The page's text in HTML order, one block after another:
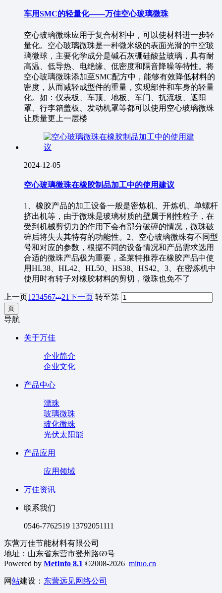
车用SMC的轻量化——万佳空心玻璃微珠
空心玻璃微珠应用于复合材料中，可以使材料进一步轻
量化。空心玻璃微珠是一种微米级的表面光滑的中空玻
璃微球，主要化学成分是碱石灰硼硅酸盐玻璃，具有耐
高温、低导热、电绝缘、低密度和隔音降噪等特性。将
空心玻璃微珠添加至SMC配方中，能够有效降低材料的
密度，从而减轻成型件的重量，实现部件和车身的轻量
化。如：仪表板、车顶、地板、车门、扰流板、遮阳
罩、行李箱盖板、发动机罩等都可以使用空心玻璃微珠
让质量更上一层楼
2024-12-05
空心玻璃微珠在橡胶制品加工中的使用建议
1、橡胶产品的加工设备一般是密炼机、开炼机、单螺杆
挤出机等，由于微珠是玻璃材质的壁属于刚性粒子，在
受到机械剪切力的作用下会有部分破碎的情况，微珠破
碎后将失去其特有的功能性。2、空心玻璃微珠有不同型
号和对应的参数，根据不同的设备情况和产品需求选用
合适的微珠产品极为重要，圣莱特推荐在橡胶产品中使
用HL38、HL42、HL50、HS38、HS42。3、在密炼机中
使用时有转子对橡胶材料的剪切，微珠也免不了
上一页1 234567...21下一页 转至第
导航
关于万佳
企业简介
企业文化
产品中心
漂珠
玻璃微珠
玻化微珠
光伏太阳能
产品应用
应用领域
万佳资讯
联系我们
0546-7762519 13792051111
东营万佳节能材料有限公司
地址：山东省东营市登州路69号
Powered by MetInfo 8.1 ©2008-2026 mituo.cn
网站建设： 东营远见网络公司